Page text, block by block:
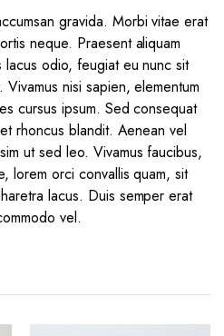
gravida. Morbi vitae erat
neque. Praesent aliquam
lacus odio, feugiat eu nunc sit
nisi sapien, elementum
cursus ipsum. Sed consequat
rhoncus blandit. Aenean vel
ut sed leo. Vivamus faucibus,
lorem orci convallis quam, sit
lacus. Duis semper erat
vel.